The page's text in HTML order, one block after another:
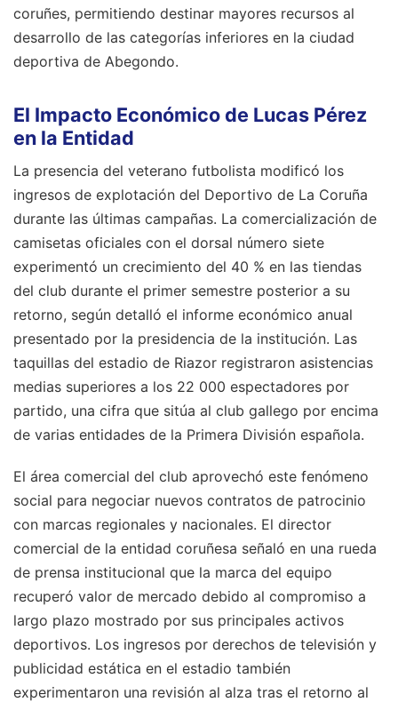
coruñes, permitiendo destinar mayores recursos al
desarrollo de las categorías inferiores en la ciudad
deportiva de Abegondo.
El Impacto Económico de Lucas Pérez
en la Entidad
La presencia del veterano futbolista modificó los
ingresos de explotación del Deportivo de La Coruña
durante las últimas campañas. La comercialización de
camisetas oficiales con el dorsal número siete
experimentó un crecimiento del 40 % en las tiendas
del club durante el primer semestre posterior a su
retorno, según detalló el informe económico anual
presentado por la presidencia de la institución. Las
taquillas del estadio de Riazor registraron asistencias
medias superiores a los 22 000 espectadores por
partido, una cifra que sitúa al club gallego por encima
de varias entidades de la Primera División española.
El área comercial del club aprovechó este fenómeno
social para negociar nuevos contratos de patrocinio
con marcas regionales y nacionales. El director
comercial de la entidad coruñesa señaló en una rueda
de prensa institucional que la marca del equipo
recuperó valor de mercado debido al compromiso a
largo plazo mostrado por sus principales activos
deportivos. Los ingresos por derechos de televisión y
publicidad estática en el estadio también
experimentaron una revisión al alza tras el retorno al